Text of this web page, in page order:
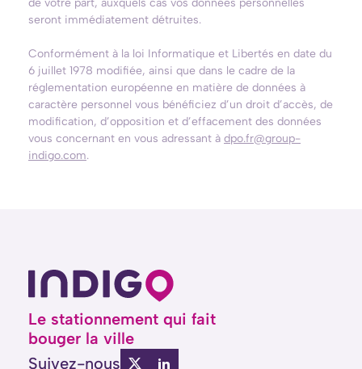
de votre part, auxquels cas vos données personnelles
seront immédiatement détruites.
Conformément à la loi Informatique et Libertés en date du
6 juillet 1978 modifiée, ainsi que dans le cadre de la
réglementation européenne en matière de données à
caractère personnel vous bénéficiez d’un droit d’accès, de
modification, d’opposition et d’effacement des données
vous concernant en vous adressant à dpo.fr@group-
indigo.com.
Suivez-nous
Le stationnement qui fait
bouger la ville